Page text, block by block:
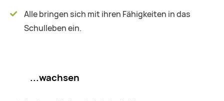
Alle bringen sich mit ihren Fähigkeiten in das
Schulleben ein.
...wachsen